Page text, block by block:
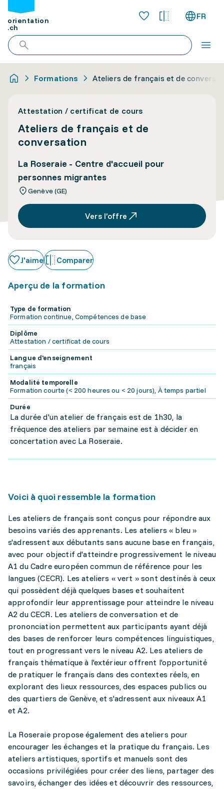
orientation
.ch
FR
Formations Ateliers de français et de
Attestation / certificat de cours
Ateliers de français et de
conversation
La Roseraie - Centre d'accueil pour
personnes migrantes
Genève (GE)
Vers l’offre
J'aime Comparer
Aperçu de la formation
Type de formation
Formation continue, Compétences de base
Diplôme
Attestation / certificat de cours
Langue d'enseignement
français
Modalité temporelle
Formation courte (< 200 heures ou < 20 jours), À temps partiel
Durée
La durée d'un atelier de français est de 1h30, la
fréquence des ateliers par semaine est à décider en
concertation avec La Roseraie.
Voici à quoi ressemble la formation
Les ateliers de français sont conçus pour répondre aux
besoins variés des apprenants. Les ateliers « bleu »
s'adressent aux débutants sans aucune base en français,
avec pour objectif d'atteindre progressivement le niveau
A1 du Cadre européen commun de référence pour les
langues (CECR). Les ateliers « vert » sont destinés à ceux
qui possèdent déjà quelques bases et souhaitent
approfondir leur apprentissage pour atteindre le niveau
A2 du CECR. Les ateliers de conversation et de
prononciation permettent aux participants ayant déjà
des bases de renforcer leurs compétences linguistiques,
tout en progressant vers le niveau A2. Les ateliers de
français thématique à l'extérieur offrent l'opportunité
de pratiquer le français dans des contextes réels, en
explorant des lieux ressources, des espaces publics ou
des quartiers de Genève, et s'adressent aux niveaux A1
et A2.
La Roseraie propose également des ateliers pour
encourager les échanges et la pratique du français. Les
ateliers artistiques, sportifs et manuels sont des
occasions privilégiées pour créer des liens, partager des
savoirs, échanger des idées et découvrir des ressources,